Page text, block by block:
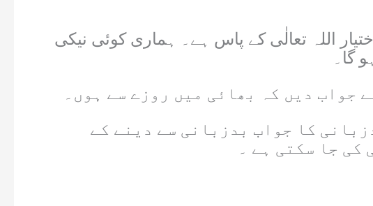
اللہ تعالٰی کے پاس ہے۔ ہماری کوئی نیکی
گا۔
جواب دیں کہ بھائی میں روزے سے ہوں۔
کا جواب بدزبانی سے دینے کے